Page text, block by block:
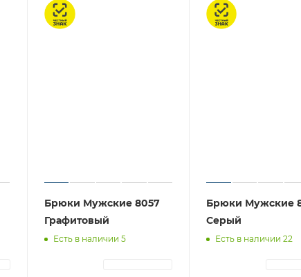
Честный знак
Брюки Мужские 8057
Графитовый
Есть в наличии 5
Честный знак
Брюки Мужские
Серый
Есть в наличии 22